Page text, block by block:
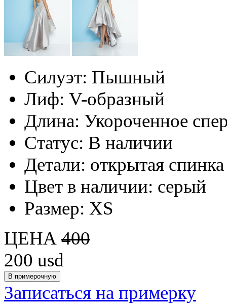
Силуэт: Пышный
Лиф: V-образный
Длина: Укороченное
Статус: В наличии
Детали: открытая спинка
Цвет в наличии: серый
Размер: XS
ЦЕНА 400
200 usd
Записаться на примерку